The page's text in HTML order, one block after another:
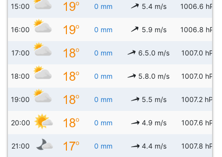
15:00 0 mm 5.4 m/s 1006.6 hPa
16:00 0 mm 5.9 m/s 1006.8 hPa
17:00 0 mm 6.5.0 m/s 1007.0 hPa
18:00 0 mm 5.8.0 m/s 1007.0 hPa
19:00 0 mm 5.5 m/s 1007.2 hPa
20:00 0 mm 4.9 m/s 1007.6 hPa
21:00 0 mm 4.4 m/s 1007.8 hPa